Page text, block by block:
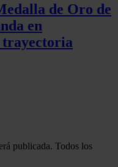
de Oro de
en
trayectoria
publicada. Todos los